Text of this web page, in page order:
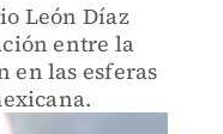
León Díaz
entre la
en las esferas